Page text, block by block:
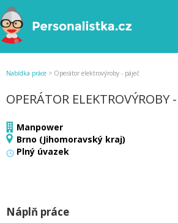
Nabídka práce > Operátor elektrovýroby - páječ
OPERÁTOR ELEKTROVÝROBY
Manpower
Brno (Jihomoravský kraj)
Plný úvazek
Náplň práce